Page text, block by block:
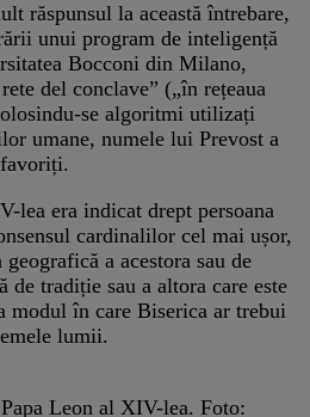
răspunsul la această întrebare,
unui program de inteligență
Bocconi din Milano,
del conclave” („în rețeaua
se algoritmi utilizați
umane, numele lui Prevost a
lea era indicat drept persoana
cardinalilor cel mai ușor,
a acestora sau de
de tradiție sau a altora care este
în care Biserica ar trebui
lumii.
Leon al XIV-lea. Foto: